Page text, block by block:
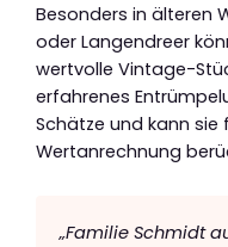
Besonders in älteren
oder Langendreer
wertvolle Vintage-
erfahrenes
Schätze und kann sie
Wertanrechnung
„Familie Schmidt